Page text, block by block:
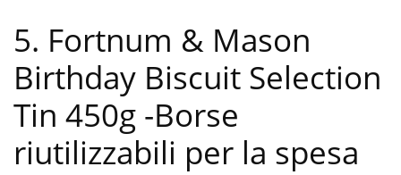
5. Fortnum & Mason
Birthday Biscuit Selection
Tin 450g -Borse
riutilizzabili per la spesa